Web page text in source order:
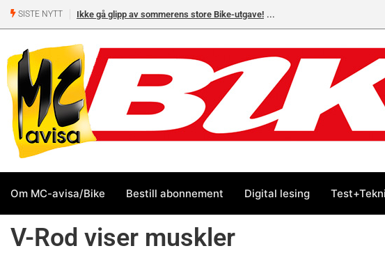
SISTE NYTT Ikke gå glipp av sommerens store Bike-utgave!
Om MC-avisa/Bike Bestill abonnement Digital lesing
V-Rod viser muskler